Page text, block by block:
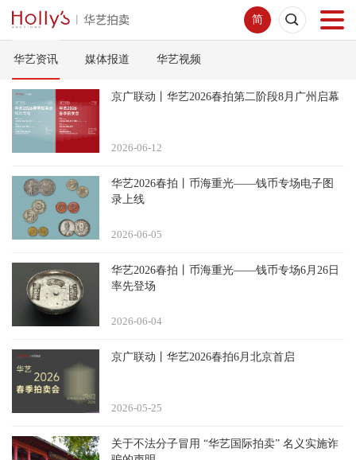
简
首页
拍卖预展
线下拍卖
网络拍卖
新闻中心
华艺资讯 媒体报道 华艺视频
京广联动丨华艺2026春拍第二阶段8月广州启幕
12
2026-06
华艺2026春拍丨币海重光——钱币专场电子图
录上线
05
2026-06
华艺2026春拍丨币海重光——钱币专场6月26日
率先登场
04
2026-06
京广联动丨华艺2026春拍6月北京首启
25
2026-05
关于不法分子冒用 “华艺国际拍卖” 名义实施诈